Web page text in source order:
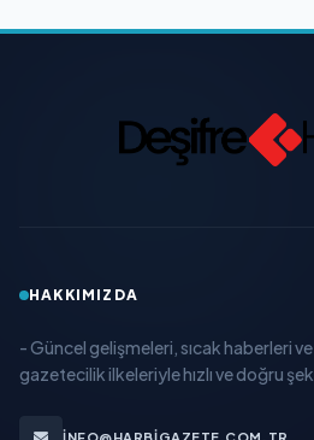
HAKKIMIZDA
- Güncel gelişmeleri, sıcak haberleri ve
gazetecilik ilkeleriyle hızlı ve doğru